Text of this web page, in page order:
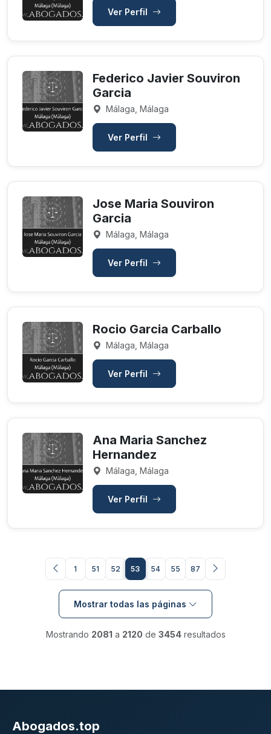
Ver Perfil
Federico Javier Souviron
Garcia
Málaga, Málaga
Ver Perfil
Jose Maria Souviron
Garcia
Málaga, Málaga
Ver Perfil
Rocio Garcia Carballo
Málaga, Málaga
Ver Perfil
Ana Maria Sanchez
Hernandez
Málaga, Málaga
Ver Perfil
1 51 52 53 54 55 87
Mostrar todas las páginas
Mostrando 2081 a 2120 de 3454resultados
Abogados.top